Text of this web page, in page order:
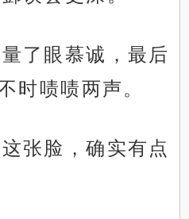
了眼慕诚，最后
时啧啧两声。
张脸，确实有点